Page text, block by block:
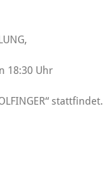
18:30 Uhr
stattfindet.